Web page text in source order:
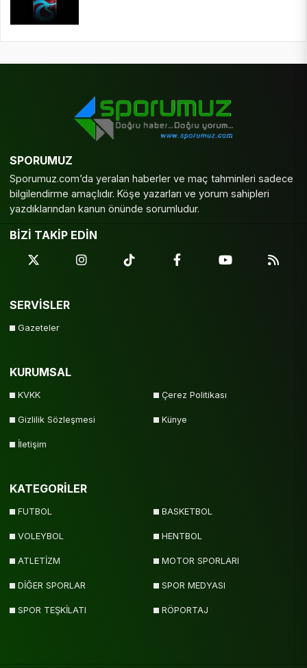
SPORUMUZ
Sporumuz.com’da yeralan haberler ve maç tahminleri sadece
bilgilendirme amaçlıdır. Köşe yazarları ve yorum sahipleri
yazdıklarından kanun önünde sorumludur.
BİZİ TAKİP EDİN
SERVİSLER
Gazeteler
KURUMSAL
KVKK Çerez Politikası
Gizlilik Sözleşmesi Künye
İletişim
KATEGORİLER
FUTBOL BASKETBOL
VOLEYBOL HENTBOL
ATLETİZM MOTOR SPORLARI
DİĞER SPORLAR SPOR MEDYASI
SPOR TEŞKİLATI RÖPORTAJ